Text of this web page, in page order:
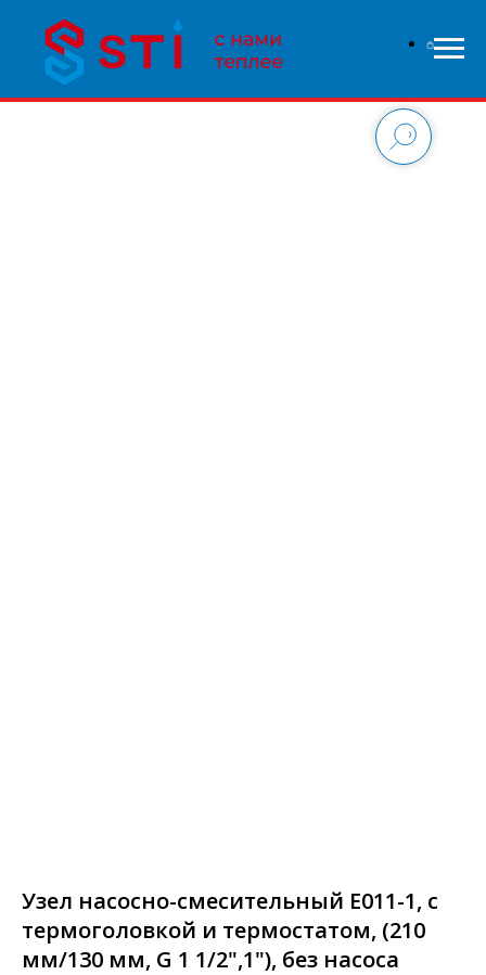
В связи с высокой нагрузкой на сайт - заказы
обрабатываются дольше чем обычно, приносим свои
извинения и надеемся на понимание с вашей стороны.
Узел насосно-смесительный Е011-1, с
термоголовкой и термостатом, (210
мм/130 мм, G 1 1/2",1"), без насоса